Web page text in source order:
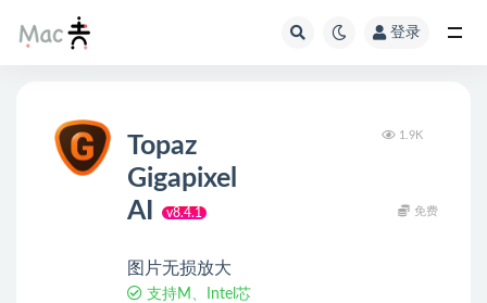
登录
Topaz
Gigapixel
AI
v8.4.1
图片无损放大
支持M、Intel芯
1.9K
免费